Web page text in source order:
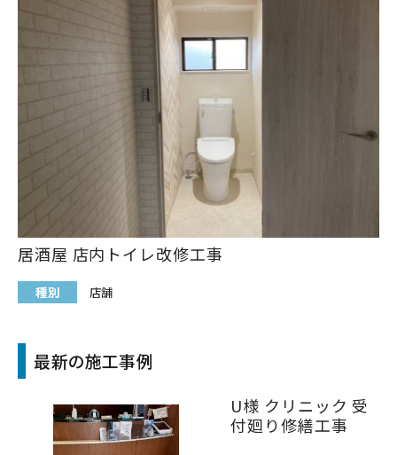
居酒屋 店内トイレ改修工事
種別 店舗
最新の施工事例
U様 クリニック 受
付廻り修繕工事